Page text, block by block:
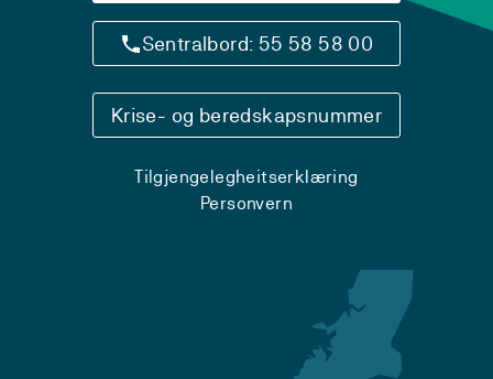
Sentralbord: 55 58 58 00
Krise- og beredskapsnummer
Tilgjengelegheitserklæring
Personvern